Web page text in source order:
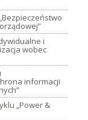
i
wobec
informacji
„Power &